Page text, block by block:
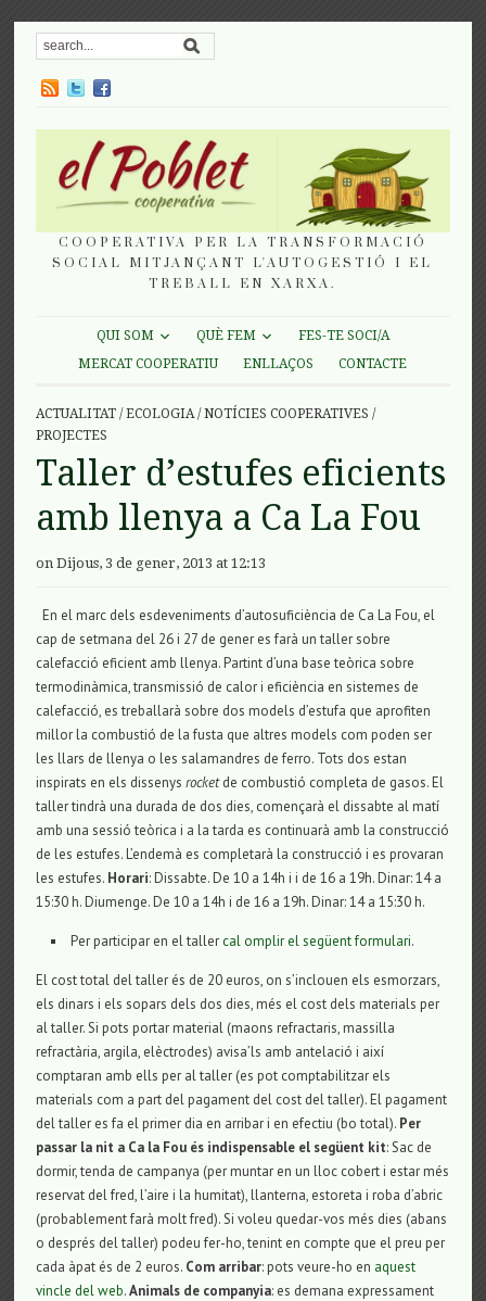
COOPERATIVA PER LA TRANSFORMACIÓ
SOCIAL MITJANÇANT L'AUTOGESTIÓ I EL
TREBALL EN XARXA.
QUI SOM QUÈ FEM
FES-TE SOCI/A
MERCAT COOPERATIU
ENLLAÇOS CONTACTE
ACTUALITAT /ECOLOGIA/NOTÍCIES COOPERATIVES /
PROJECTES
Taller d’estufes eficients
amb llenya a Ca La Fou
on Dijous, 3 de gener, 2013 at 12:13
En el marc dels esdeveniments d’autosuficiència de Ca La Fou, el
cap de setmana del 26 i 27 de gener es farà un taller sobre
calefacció eficient amb llenya. Partint d’una base teòrica sobre
termodinàmica, transmissió de calor i eficiència en sistemes de
calefacció, es treballarà sobre dos models d’estufa que aprofiten
millor la combustió de la fusta que altres models com poden ser
les llars de llenya o les salamandres de ferro. Tots dos estan
inspirats en els dissenysrocketde combustió completa de gasos. El
taller tindrà una durada de dos dies, començarà el dissabte al matí
amb una sessió teòrica i a la tarda es continuarà amb la construcció
de les estufes. L’endemà es completarà la construcció i es provaran
les estufes. Horari: Dissabte. De 10 a 14h i i de 16 a 19h. Dinar: 14 a
15:30 h. Diumenge. De 10 a 14h i de 16 a 19h. Dinar: 14 a 15:30 h.
Per participar en el tallercal omplir el següent formulari.
El cost total del taller és de 20 euros, on s’inclouen els esmorzars,
els dinars i els sopars dels dos dies, més el cost dels materials per
al taller. Si pots portar material (maons refractaris, massilla
refractària, argila, elèctrodes) avisa’ls amb antelació i així
comptaran amb ells per al taller (es pot comptabilitzar els
materials com a part del pagament del cost del taller). El pagament
del taller es fa el primer dia en arribar i en efectiu (bo total). Per
passar la nit a Ca la Fou és indispensable el següent kit: Sac de
dormir, tenda de campanya (per muntar en un lloc cobert i estar més
reservat del fred, l’aire i la humitat), llanterna, estoreta i roba d’abric
(probablement farà molt fred). Si voleu quedar-vos més dies (abans
o després del taller) podeu fer-ho, tenint en compte que el preu per
cada àpat és de 2 euros. Com arribar: pots veure-ho en aquest
vincle del web.Animals de companyia: es demana expressament